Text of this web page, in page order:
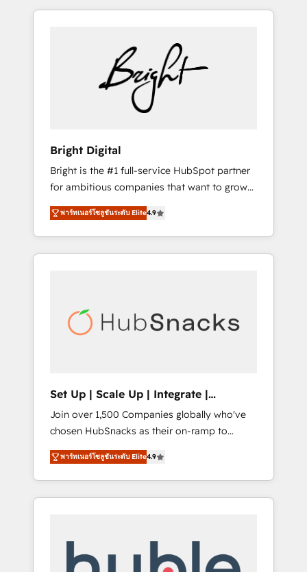
are woman-owned, powered by coffee, and
Impact Award 🏆2022 Technical Expertise
Impact Award 🏆2022 Platform Migration
Excellence Impact Award 🏆2020 Elite
Solutions Partner 🏆2019 Integrations
Website Design HubSpot Impact Award 🏆
2017 Website Design HubSpot Impact Award
🏆2016 Growth-Driven Design Agency of the
Year 🏆2016 Sales Enablement HubSpot
Impact Award 🏆2015 Growth-Driven Design
Agency of the Year 🏆2015 Became the 5th
Agency to reach Diamond 🏆2014 HubSpot
Became a HubSpot Partner 📆Founded in
Bright Digital
Bright is the #1 full-service HubSpot partner
for ambitious companies that want to grow
smarter. From HubSpot onboarding, to
training, from developing a new website to
lead generation and digital marketing; we do
it all (and with great results)! In short, our
modules, integrations - Marketing & sales
solutions: digital marketing, advertising,
people, exciting ideas and can-do mentality,
we ensure revenue growth on a daily basis.
So tell us your challenge; our passionate and
growth driven team of 100+ experts is ready
for you! Driving digital growth |
www.brightdigital.com
พาร์ทเนอร์โซลูชันระดับ Elite4.9
Set Up | Scale Up | Integrate |
HubSnacks FlexPlan
Join over 1,500 Companies globally who've
chosen HubSnacks as their on-ramp to
HubSpot since 2014 Simple pay-as-you-go
plans that accelerate value... 1️⃣ Set Up |
Onboarding New or Check-fixing existing
HubSpot portals 2️⃣ Scale Up | 100% HubSpot
API Integration project... ⬅️ Click "Contact
พาร์ทเนอร์โซลูชันระดับ Elite4.9